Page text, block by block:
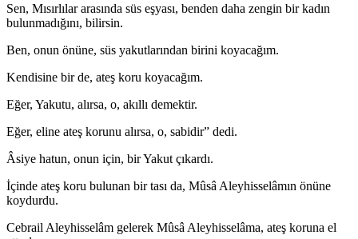
Sen, Mısırlılar arasında süs eşyası, benden daha zengin bir kadın
bulunmadı­ğını, bilirsin.
Ben, onun önüne, süs yakutlarından birini koyacağım.
Kendisine bir de, ateş koru koyacağım.
Eğer, Yakutu, alırsa, o, akıllı demektir.
Eğer, eline ateş korunu alırsa, o, sabidir” dedi.
Âsiye hatun, onun için, bir Yakut çıkardı.
İçinde ateş koru bulunan bir tası da, Mûsâ Aleyhisselâmın önüne
koydurdu.
Cebrail Aleyhisselâm gelerek Mûsâ Aleyhisselâma, ateş koruna el